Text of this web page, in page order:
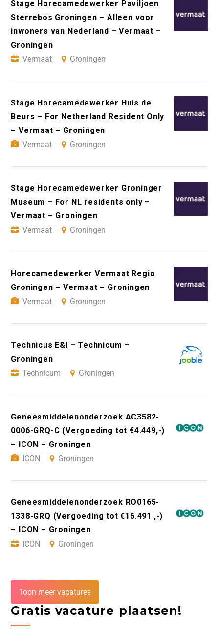
Stage Horecamedewerker Paviljoen
Sterrebos Groningen – Alleen voor
inwoners van Nederland – Vermaat –
Groningen
Vermaat
Groningen
Stage Horecamedewerker Huis de
Beurs – For Netherland Resident Only
– Vermaat – Groningen
Vermaat
Groningen
Stage Horecamedewerker Groninger
Museum – For NL residents only –
Vermaat – Groningen
Vermaat
Groningen
Horecamedewerker Vermaat Regio
Groningen – Vermaat – Groningen
Vermaat
Groningen
Technicus E&I – Technicum –
Groningen
Technicum
Groningen
Geneesmiddelenonderzoek AC3582-
0006-GRQ-C (Vergoeding tot €4.449,-)
– ICON – Groningen
ICON
Groningen
Geneesmiddelenonderzoek RO0165-
1338-GRQ (Vergoeding tot €16.491 ,-)
– ICON – Groningen
ICON
Groningen
Toon meer vacatures
Gratis vacature plaatsen!